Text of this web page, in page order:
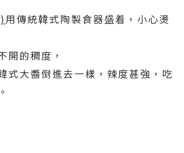
用傳統韓式陶製食器盛着，小心燙
開的稠度，
式大醬倒進去一樣，辣度甚強，吃